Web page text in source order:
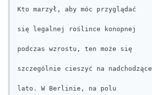
Kto marzył, aby móc przyglądać
się legalnej roślince konopnej
podczas wzrostu, ten może się
szczególnie cieszyć na nadchodzące
lato. W Berlinie, na polu